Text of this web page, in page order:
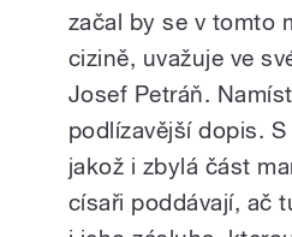
začal by se v tomto
cizině, uvažuje ve
Josef Petráň.
podlízavější dopis.
jakož i zbylá část
císaři poddávají, ač